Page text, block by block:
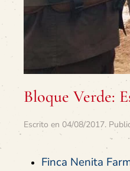
Bloque Verde:
Escrito en 04/08/2017.
Finca Nenita